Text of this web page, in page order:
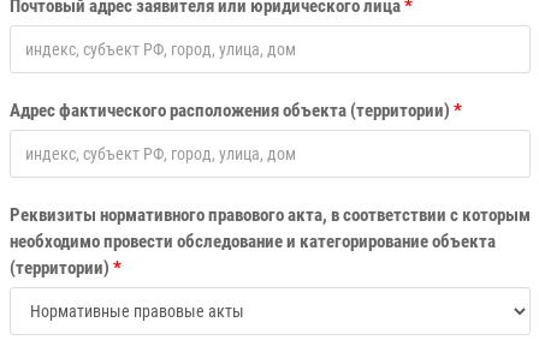
Почтовый адрес заявителя или юридического лица*
Адрес фактического расположения объекта (территории) *
Реквизиты нормативного правового акта, в соответствии с которым
необходимо провести обследование и категорирование объекта
(территории) *